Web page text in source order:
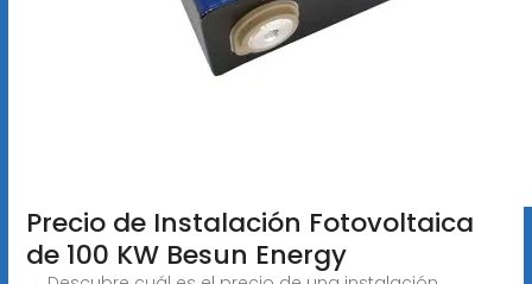
Precio de Instalación Fotovoltaica
de 100 KW Besun Energy